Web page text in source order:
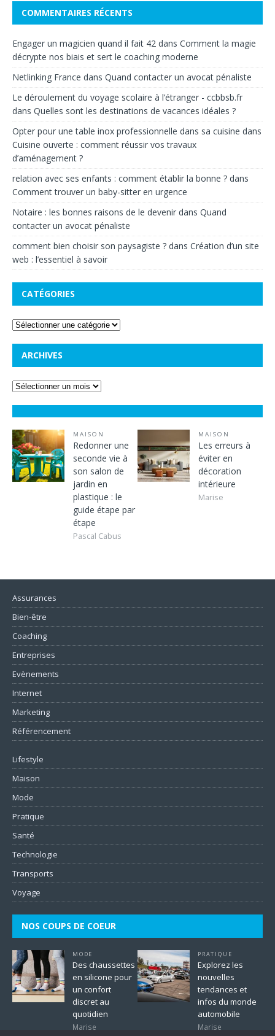
COMMENTAIRES RÉCENTS
Engager un magicien quand il fait 42 dans Comment la magie
décrypte nos biais et sert le coaching moderne
Netlinking France dans Quand contacter un avocat pénaliste
Le déroulement du voyage scolaire à l’étranger - ccbbsb.fr
dans Quelles sont les destinations de vacances idéales ?
Opter pour une table inox professionnelle dans sa cuisine dans
Cuisine ouverte : comment réussir vos travaux
d’aménagement ?
relation avec ses enfants : comment établir la bonne ? dans
Comment trouver un baby-sitter en urgence
Notaire : les bonnes raisons de le devenir dans Quand
contacter un avocat pénaliste
comment bien choisir son paysagiste ? dans Création d’un site
web : l’essentiel à savoir
CATÉGORIES
ARCHIVES
MAISON
Redonner une
seconde vie à
son salon de
jardin en
plastique : le
guide étape par
étape
Pascal Cabus
MAISON
Les erreurs à
éviter en
décoration
intérieure
Marise
Assurances
Bien-être
Coaching
Entreprises
Evènements
Internet
Marketing
Référencement
Lifestyle
Maison
Mode
Pratique
Santé
Technologie
Transports
Voyage
NOS COUPS DE COEUR
MODE
Des chaussettes
en silicone pour
un confort
discret au
quotidien
Marise
PRATIQUE
Explorez les
nouvelles
tendances et
infos du monde
automobile
Marise